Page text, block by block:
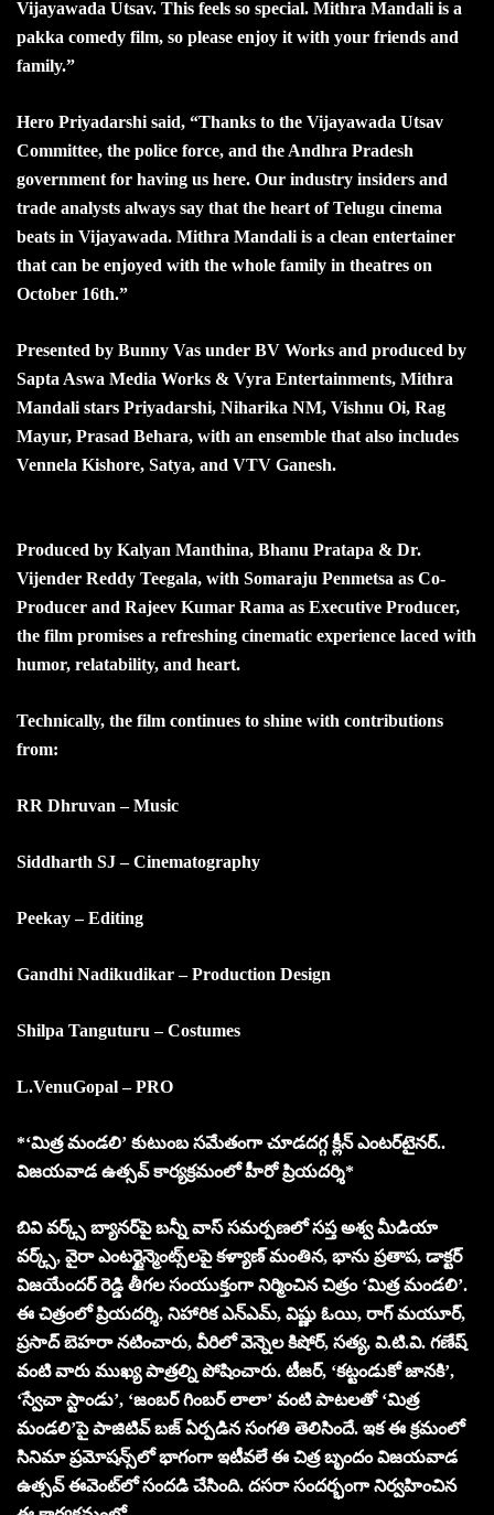
Vijayawada Utsav. This feels so special. Mithra Mandali is a
pakka comedy film, so please enjoy it with your friends and
family.”
Hero Priyadarshi said, “Thanks to the Vijayawada Utsav
Committee, the police force, and the Andhra Pradesh
government for having us here. Our industry insiders and
trade analysts always say that the heart of Telugu cinema
beats in Vijayawada. Mithra Mandali is a clean entertainer
that can be enjoyed with the whole family in theatres on
October 16th.”
Presented by Bunny Vas under BV Works and produced by
Sapta Aswa Media Works & Vyra Entertainments, Mithra
Mandali stars Priyadarshi, Niharika NM, Vishnu Oi, Rag
Mayur, Prasad Behara, with an ensemble that also includes
Vennela Kishore, Satya, and VTV Ganesh.
Produced by Kalyan Manthina, Bhanu Pratapa & Dr.
Vijender Reddy Teegala, with Somaraju Penmetsa as Co-
Producer and Rajeev Kumar Rama as Executive Producer,
the film promises a refreshing cinematic experience laced with
humor, relatability, and heart.
Technically, the film continues to shine with contributions
from:
RR Dhruvan – Music
Siddharth SJ – Cinematography
Peekay – Editing
Gandhi Nadikudikar – Production Design
Shilpa Tanguturu – Costumes
L.VenuGopal – PRO
*‘మిత్ర మండలి’ కుటుంబ సమేతంగా చూడదగ్గ క్లీన్ ఎంటర్‌టైనర్..
విజయవాడ ఉత్సవ్ కార్యక్రమంలో హీరో ప్రియదర్శి*
బివి వర్క్స్ బ్యానర్‌పై బన్నీ వాస్ సమర్పణలో సప్త అశ్వ మీడియా
వర్క్స్, వైరా ఎంటర్టైన్మెంట్స్‌లపై కళ్యాణ్ మంతిన, భాను ప్రతాప, డాక్టర్
విజయేందర్ రెడ్డి తీగల సంయుక్తంగా నిర్మించిన చిత్రం ‘మిత్ర మండలి’.
ఈ చిత్రంలో ప్రియదర్శి, నిహారిక ఎన్ఎమ్, విష్ణు ఓయి, రాగ్ మయూర్,
ప్రసాద్ బెహరా నటించారు, వీరిలో వెన్నెల కిషోర్, సత్య, వి.టి.వి. గణేష్
వంటి వారు ముఖ్య పాత్రల్ని పోషించారు. టీజర్‌, ‘కట్టండుకో జానకి’,
‘స్వేచా స్టాండు’, ‘జంబర్ గింబర్ లాలా’ వంటి పాటలతో ‘మిత్ర
మండలి’పై పాజిటివ్ బజ్ ఏర్పడిన సంగతి తెలిసిందే. ఇక ఈ క్రమంలో
సినిమా ప్రమోషన్స్‌లో భాగంగా ఇటీవలే ఈ చిత్ర బృందం విజయవాడ
ఉత్సవ్ ఈవెంట్‌‌లో సందడి చేసింది. దసరా సందర్భంగా నిర్వహించిన